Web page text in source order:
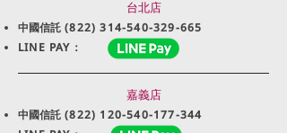
台北店
中國信託 (822) 314-540-329-665
LINE PAY：
嘉義店
中國信託 (822) 120-540-177-344